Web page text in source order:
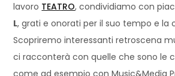
lavoro TEATRO, condividiamo con
L, grati e onorati per il suo tempo e la
Scopriremo interessanti retroscena
ci racconterà con quelle che sono le